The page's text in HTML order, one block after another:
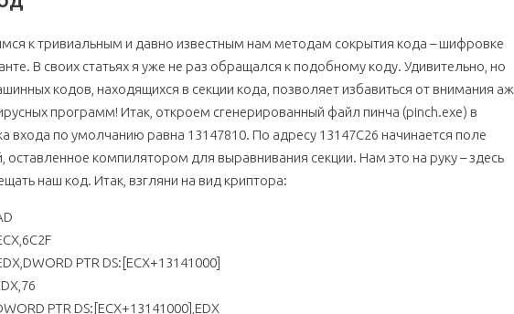
к тривиальным и давно известным нам методам сокрытия кода – шифровке
В своих статьях я уже не раз обращался к подобному коду. Удивительно, но
кодов, находящихся в секции кода, позволяет избавиться от внимания аж
программ! Итак, откроем сгенерированный файл пинча (pinch.exe) в
входа по умолчанию равна 13147810. По адресу 13147C26 начинается поле
оставленное компилятором для выравнивания секции. Нам это на руку – здесь
наш код. Итак, взгляни на вид криптора:
PTR DS:[ECX+13141000]
PTR DS:[ECX+13141000],EDX